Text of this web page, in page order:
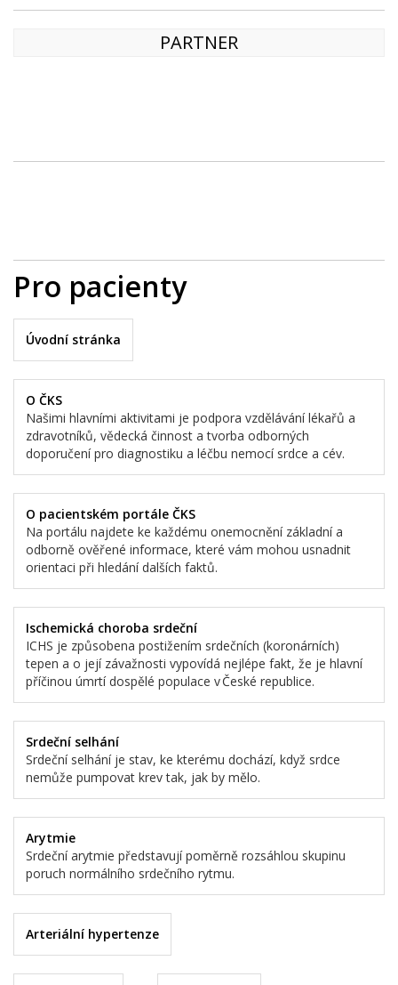
PARTNER
Pro pacienty
Úvodní stránka
O ČKS
Našimi hlavními aktivitami je podpora vzdělávání lékařů a
zdravotníků, vědecká činnost a tvorba odborných
doporučení pro diagnostiku a léčbu nemocí srdce a cév.
O pacientském portále ČKS
Na portálu najdete ke každému onemocnění základní a
odborně ověřené informace, které vám mohou usnadnit
orientaci při hledání dalších faktů.
Ischemická choroba srdeční
ICHS je způsobena postižením srdečních (koronárních)
tepen a o její závažnosti vypovídá nejlépe fakt, že je hlavní
příčinou úmrtí dospělé populace v České republice.
Srdeční selhání
Srdeční selhání je stav, ke kterému dochází, když srdce
nemůže pumpovat krev tak, jak by mělo.
Arytmie
Srdeční arytmie představují poměrně rozsáhlou skupinu
poruch normálního srdečního rytmu.
Arteriální hypertenze